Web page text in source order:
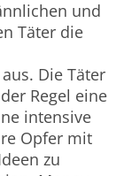
und
Täter die
Die Täter
Regel eine
intensive
Opfer mit
zu